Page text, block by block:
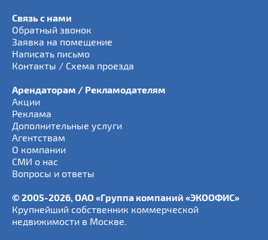
Связь с нами
Обратный звонок
Заявка на помещение
Написать письмо
Контакты / Схема проезда
Арендаторам / Рекламодателям
Акции
Реклама
Дополнительные услуги
Агентствам
О компании
СМИ о нас
Вопросы и ответы
© 2005-2026, ОАО «Группа компаний «ЭКООФИС»
Крупнейший собственник коммерческой
недвижимости в Москве.